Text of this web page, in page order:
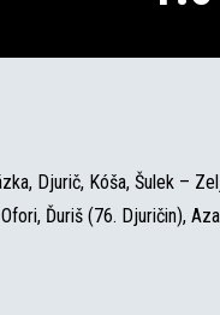
Djurič, Kóša, Šulek –
Ďuriš (76. Djuričin),